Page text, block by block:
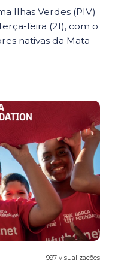
Ilhas Verdes (PIV)
feira (21), com o
nativas da Mata
997 visualizações